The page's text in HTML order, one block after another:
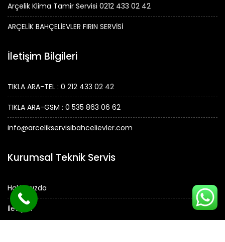
Arçelik Klima Tamir Servisi 0212 433 02 42
ARÇELİK BAHÇELİEVLER FIRIN SERVİSİ
İletişim Bilgileri
TIKLA ARA-TEL : 0 212 433 02 42
TIKLA ARA-GSM : 0 535 863 06 62
info@arcelikservisibahcelievler.com
Kurumsal Teknik Servis
Hakkımızda
İletişim